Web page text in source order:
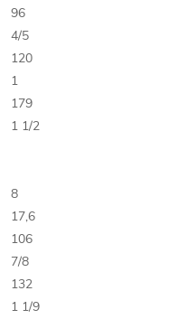
96
4/5
120
1
179
1 1/2
8
17,6
106
7/8
132
1 1/9